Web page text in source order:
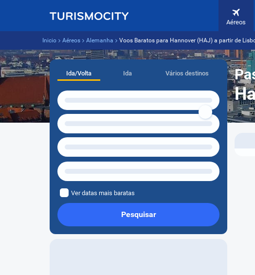
Aéreos
Inicio Aéreos Alemanha Voos Baratos para Hannover (HAJ) a partir de
Ida/Volta Ida Vários destinos
Ver datas mais baratas
Pesquisar